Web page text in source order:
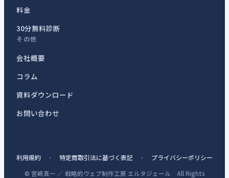
料金
30分無料診断
その他
会社概要
コラム
資料ダウンロード
お問い合わせ
利用規約 ・ 特定商取引法に基づく表記 ・ プライバシーポリシー
© 宮崎真一 ／ 戦略的ウェブ制作工房 エルタジェール All Rights